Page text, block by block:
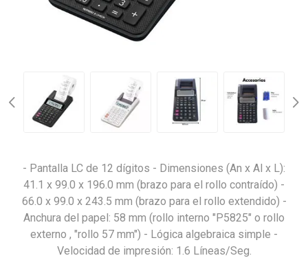
- Pantalla LC de 12 dígitos - Dimensiones (An x Al x L):
41.1 x 99.0 x 196.0 mm (brazo para el rollo contraído) -
66.0 x 99.0 x 243.5 mm (brazo para el rollo extendido) -
Anchura del papel: 58 mm (rollo interno "P5825" o rollo
externo , "rollo 57 mm") - Lógica algebraica simple -
Velocidad de impresión: 1.6 Líneas/Seg.